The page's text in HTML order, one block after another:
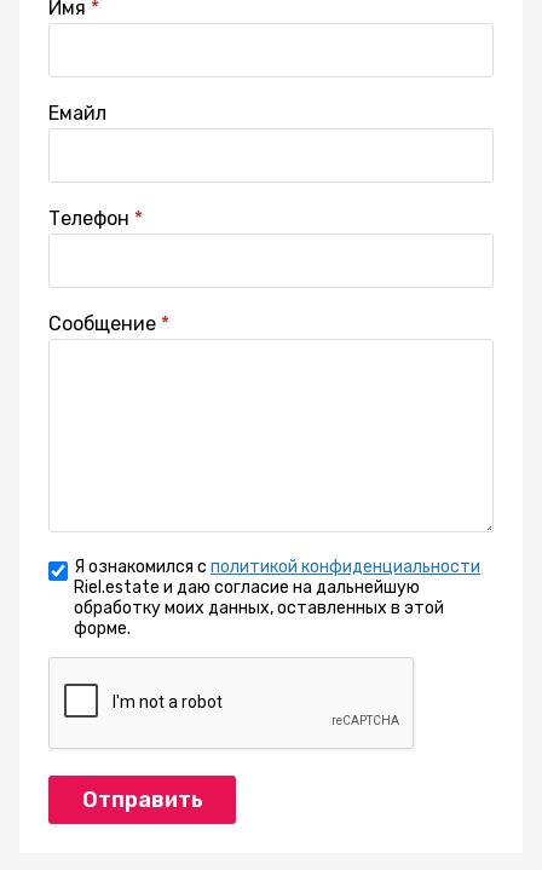
Имя
Емайл
Телефон
Сообщение
Я ознакомился с политикой конфиденциальности
Riel.estate и даю согласие на дальнейшую
обработку моих данных, оставленных в этой
форме.
Отправить